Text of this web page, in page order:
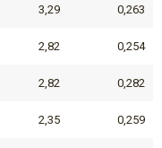
3,29 0,263
2,82 0,254
2,82 0,282
2,35 0,259